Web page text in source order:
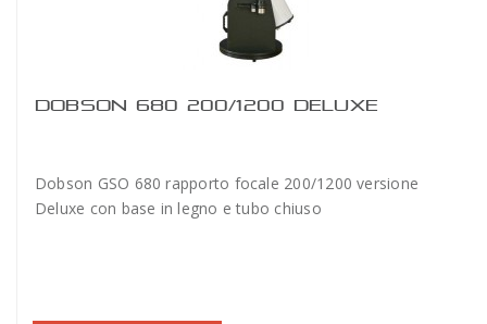
DOBSON 680 200/1200 DELUXE
Dobson GSO 680 rapporto focale 200/1200 versione
Deluxe con base in legno e tubo chiuso